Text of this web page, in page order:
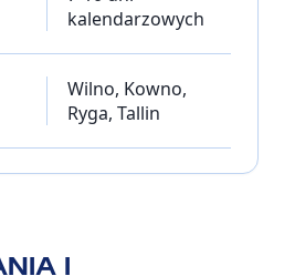
kalendarzowych
Wilno, Kowno,
Ryga, Tallin
I